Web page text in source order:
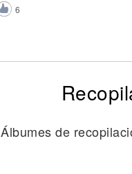
6
Álbumes de